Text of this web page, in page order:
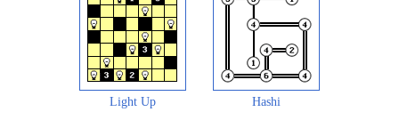
Light Up Hashi